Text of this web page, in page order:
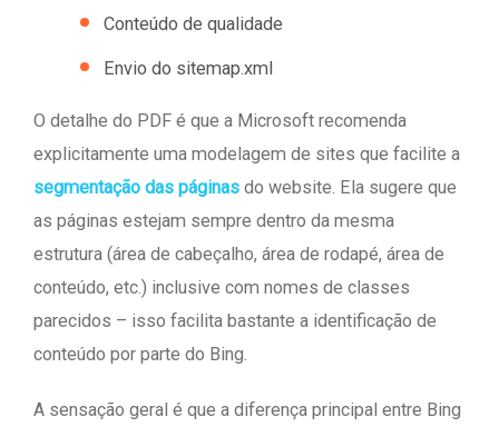
Conteúdo de qualidade
Envio do sitemap.xml
O detalhe do PDF é que a Microsoft recomenda
explicitamente uma modelagem de sites que facilite a
segmentação das páginas do website. Ela sugere que
as páginas estejam sempre dentro da mesma
estrutura (área de cabeçalho, área de rodapé, área de
conteúdo, etc.) inclusive com nomes de classes
parecidos – isso facilita bastante a identificação de
conteúdo por parte do Bing.
A sensação geral é que a diferença principal entre Bing